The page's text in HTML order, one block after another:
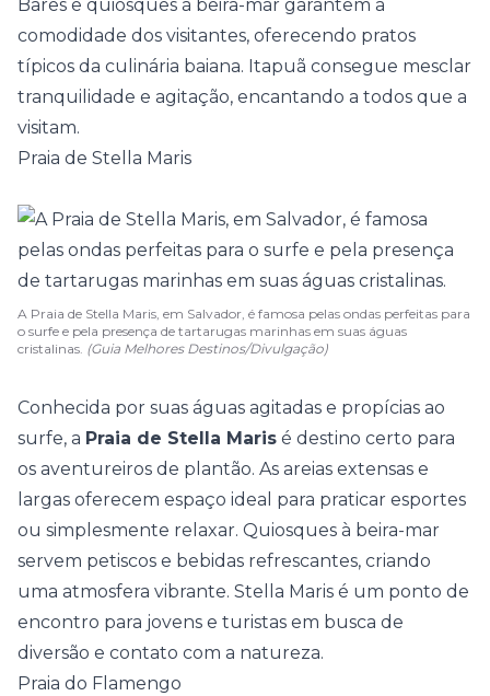
Bares e quiosques à beira-mar garantem a
comodidade dos visitantes, oferecendo pratos
típicos da culinária baiana. Itapuã consegue mesclar
tranquilidade e agitação, encantando a todos que a
visitam.
Praia de Stella Maris
A Praia de Stella Maris, em Salvador, é famosa pelas ondas perfeitas para
o surfe e pela presença de tartarugas marinhas em suas águas
cristalinas. (Guia Melhores Destinos/Divulgação)
Conhecida por suas águas agitadas e propícias ao
surfe, a Praia de Stella Maris é destino certo para
os aventureiros de plantão. As areias extensas e
largas oferecem espaço ideal para praticar esportes
ou simplesmente relaxar. Quiosques à beira-mar
servem petiscos e bebidas refrescantes, criando
uma atmosfera vibrante. Stella Maris é um ponto de
encontro para jovens e turistas em busca de
diversão e contato com a natureza.
Praia do Flamengo